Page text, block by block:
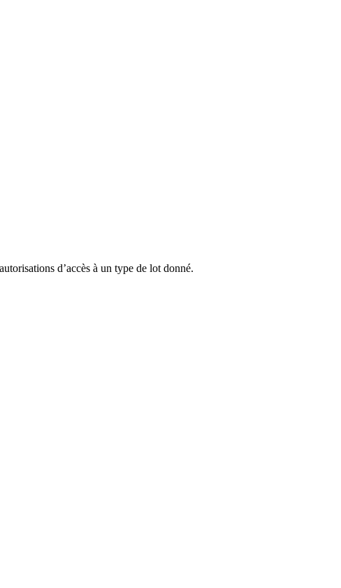
d’accès à un type de lot donné.